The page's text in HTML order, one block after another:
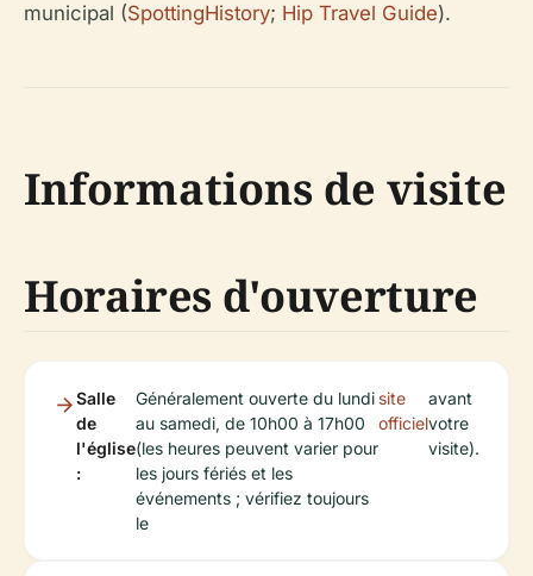
municipal (SpottingHistory; Hip Travel Guide).
Informations de visite
Horaires d'ouverture
Salle
de
l'église
:
Généralement ouverte du lundi
au samedi, de 10h00 à 17h00
(les heures peuvent varier pour
les jours fériés et les
événements ; vérifiez toujours
le
site
officiel
avant
votre
visite).